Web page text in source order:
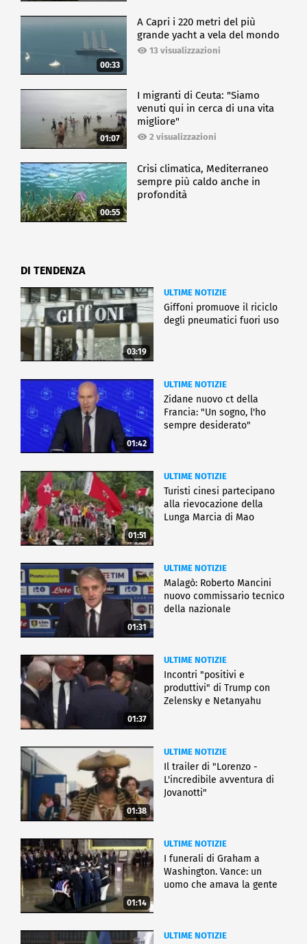
00:33
A Capri i 220 metri del più
grande yacht a vela del mondo
13 visualizzazioni
01:07
I migranti di Ceuta: "Siamo
venuti qui in cerca di una vita
migliore"
2 visualizzazioni
00:55
Crisi climatica, Mediterraneo
sempre più caldo anche in
profondità
DI TENDENZA
03:19
ULTIME NOTIZIE
Giffoni promuove il riciclo
degli pneumatici fuori uso
01:42
ULTIME NOTIZIE
Zidane nuovo ct della
Francia: "Un sogno, l'ho
sempre desiderato"
01:51
ULTIME NOTIZIE
Turisti cinesi partecipano
alla rievocazione della
Lunga Marcia di Mao
01:31
ULTIME NOTIZIE
Malagò: Roberto Mancini
nuovo commissario tecnico
della nazionale
01:37
ULTIME NOTIZIE
Incontri "positivi e
produttivi" di Trump con
Zelensky e Netanyahu
01:38
ULTIME NOTIZIE
Il trailer di "Lorenzo -
L'incredibile avventura di
Jovanotti"
01:14
ULTIME NOTIZIE
I funerali di Graham a
Washington. Vance: un
uomo che amava la gente
ULTIME NOTIZIE